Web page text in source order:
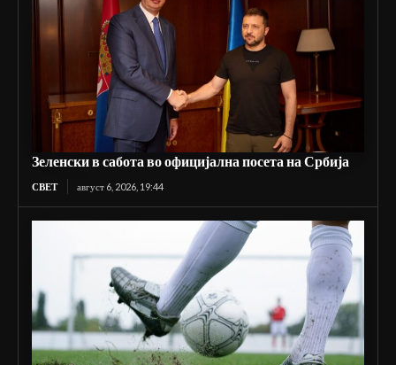
Зеленски в сабота во официјална посета на Србија
СВЕТ август 6, 2026, 19:44